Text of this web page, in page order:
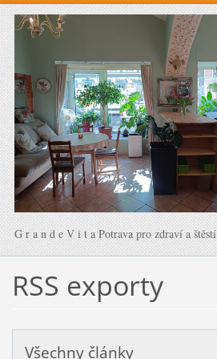
G r a n d e V i t a Potrava pro zdraví a štěstí
RSS exporty
Všechny články